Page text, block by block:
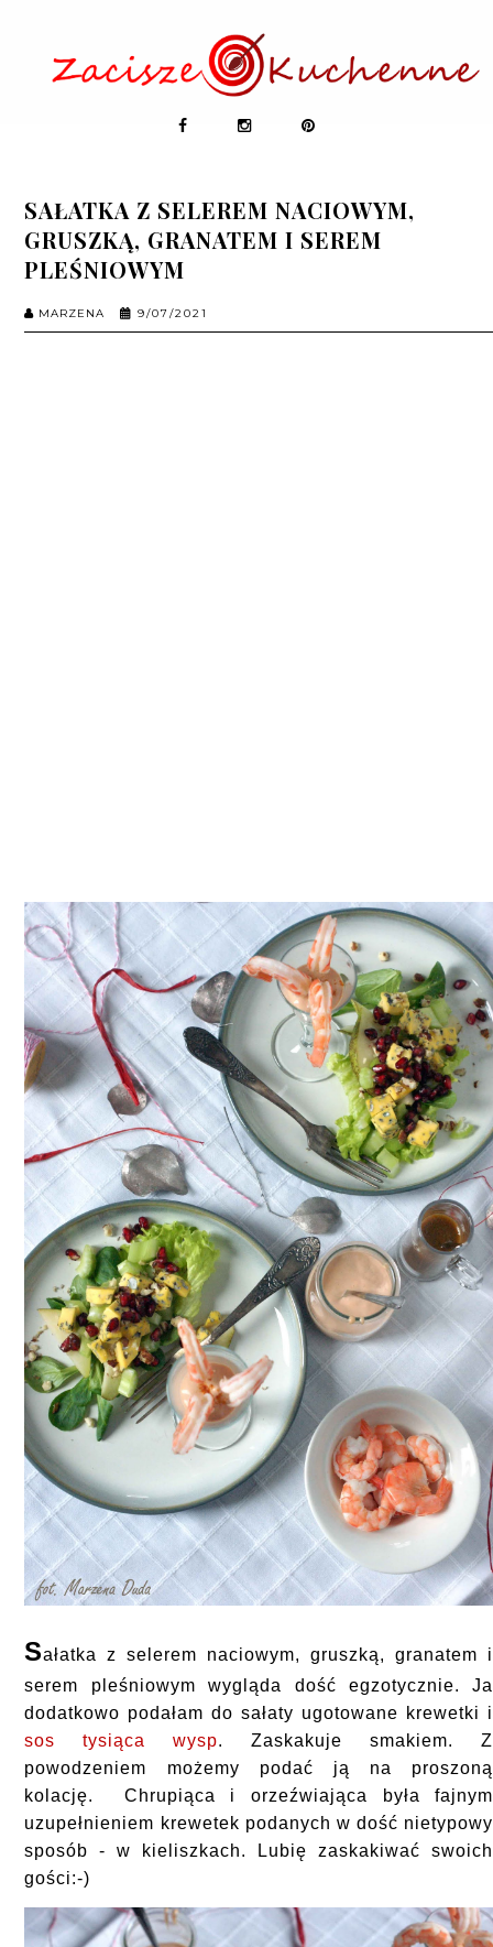
SAŁATKA Z SELEREM NACIOWYM,
GRUSZKĄ, GRANATEM I SEREM
PLEŚNIOWYM
MARZENA 9/07/2021
Sałatka z selerem naciowym, gruszką, granatem i
serem pleśniowym wygląda dość egzotycznie.Ja
dodatkowo podałam do sałaty ugotowane krewetki i
sos tysiąca wysp.
Zaskakuje smakiem. Z
powodzeniem możemy podać ją na proszoną
kolację. Chrupiąca i orzeźwiająca była fajnym
uzupełnieniem krewetek podanych w dość nietypowy
sposób - w kieliszkach. Lubię zaskakiwać swoich
gości:-)